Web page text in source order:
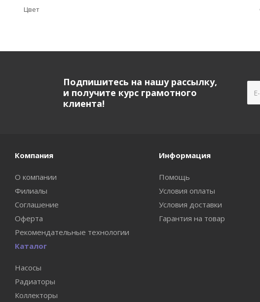
Цвет
Подпишитесь на нашу рассылку,
и получите курс грамотного
клиента!
Компания
О компании
Филиалы
Соглашение
Оферта
Рекомендательные технологии
Информация
Помощь
Условия оплаты
Условия доставки
Гарантия на товар
Каталог
Насосы
Радиаторы
Коллекторы